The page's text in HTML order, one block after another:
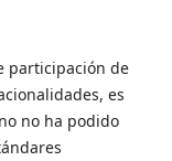
participación de
es
no ha podido